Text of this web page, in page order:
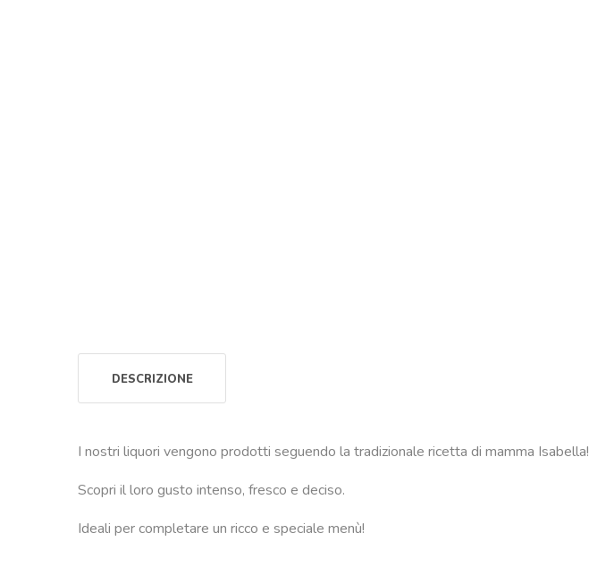
DESCRIZIONE
I nostri liquori vengono prodotti seguendo la tradizionale ricetta di mamma Isabella!
Scopri il loro gusto intenso, fresco e deciso.
Ideali per completare un ricco e speciale menù!